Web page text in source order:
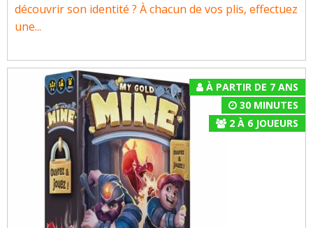
découvrir son identité ? À chacun de vos plis, effectuez
une...
À PARTIR DE 7 ANS
30 MINUTES
2À 6JOUEURS